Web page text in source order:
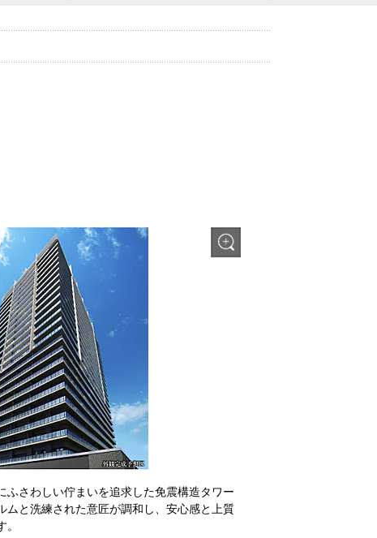
ふさわしい佇まいを追求した免震構造タワー
ムと洗練された意匠が調和し、安心感と上質